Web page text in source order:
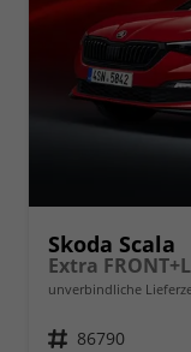
Skoda Scala
unverbindliche
Fahrzeugnr. 86790